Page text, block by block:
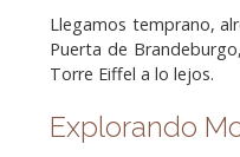
Llegamos temprano,
Puerta de
Torre Eiffel a lo lejos.
Explorando